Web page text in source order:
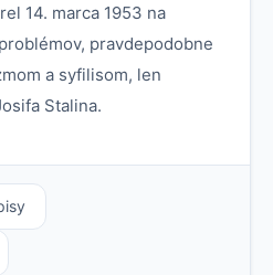
14. marca 1953 na
pravdepodobne
a syfilisom, len
Stalina.